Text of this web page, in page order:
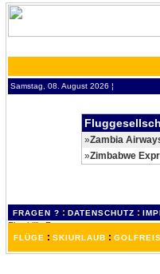
Samstag, 08. August 2026 ¦
»Zambia
»Zimbabwe
FRAGEN ? : DATENSCHUTZ :
FLÜGE : SKIURLAUB :